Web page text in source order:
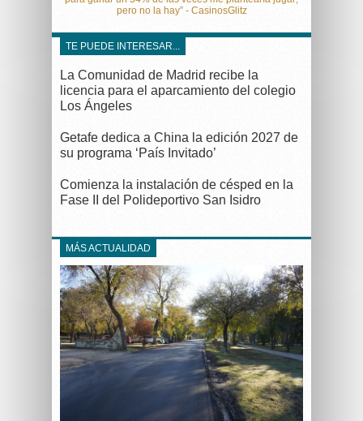
pero no la hay” - CasinosGlitz
TE PUEDE INTERESAR...
La Comunidad de Madrid recibe la
licencia para el aparcamiento del colegio
Los Ángeles
Getafe dedica a China la edición 2027 de
su programa ‘País Invitado’
Comienza la instalación de césped en la
Fase II del Polideportivo San Isidro
MÁS ACTUALIDAD